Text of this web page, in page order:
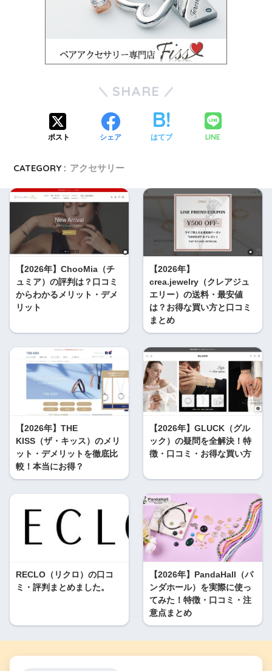
SHARE
ポスト シェア はてブ LINE
CATEGORY : アクセサリー
【2026年】ChooMia（チ
ュミア）の評判は？口コミ
からわかるメリット・デメ
リット
【2026年】
crea.jewelry（クレアジュ
エリー）の送料・最安値
は？お得な買い方と口コミ
まとめ
【2026年】THE
KISS（ザ・キッス）のメリ
ット・デメリットを徹底比
較！本当にお得？
【2026年】GLUCK（グル
ック）の疑問を全解決！特
徴・口コミ・お得な買い方
RECLO（リクロ）の口コ
ミ・評判まとめました。
【2026年】PandaHall（パ
ンダホール）を実際に使っ
てみた！特徴・口コミ・注
意点まとめ